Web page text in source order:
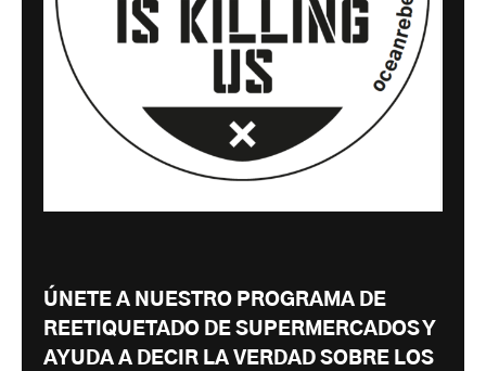
ÚNETE A NUESTRO PROGRAMA DE
REETIQUETADO DE SUPERMERCADOS Y
AYUDA A DECIR LA VERDAD SOBRE LOS